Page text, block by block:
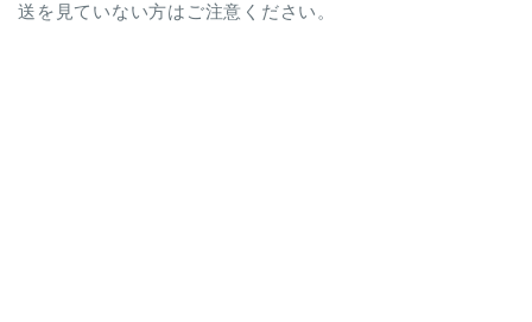
送を見ていない方はご注意ください。